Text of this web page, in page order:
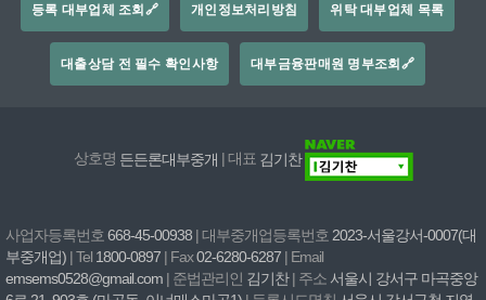
등록 대부업체 조회🔗 개인정보처리방침 위탁 대부업체 목록
대출상담 전 필수 확인사항 대부금융판매원 명부조회🔗
상호명 든든론대부중개 | 대표김기찬
사업자등록번호 668-45-00938 | 대부중개업등록번호 2023-서울강서-0007(대
부중개업) | Tel 1800-0897 | Fax02-6280-6287 | Email
emsems0528@gmail.com | 준법관리인 김기찬| 주소 서울시 강서구 마곡중앙